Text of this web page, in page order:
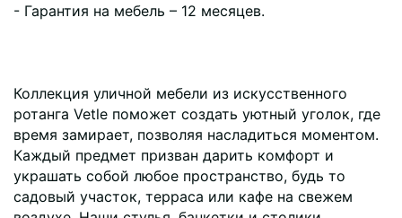
- Гарантия на мебель – 12 месяцев.
Коллекция уличной мебели из искусственного
ротанга Vetle поможет создать уютный уголок, где
время замирает, позволяя насладиться моментом.
Каждый предмет призван дарить комфорт и
украшать собой любое пространство, будь то
садовый участок, терраса или кафе на свежем